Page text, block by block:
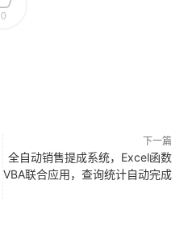
0
下一篇
全自动销售提成系统，Excel函数
VBA联合应用，查询统计自动完成